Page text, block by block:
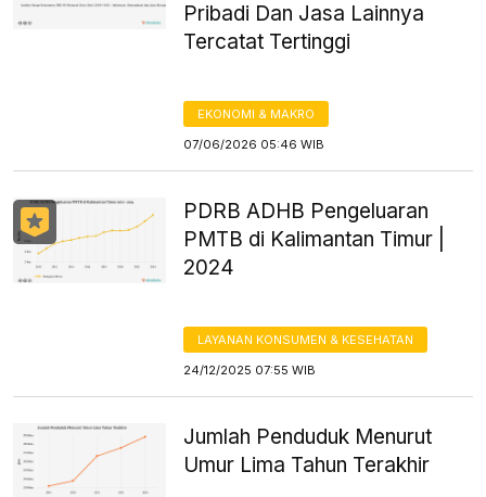
Pribadi Dan Jasa Lainnya
Tercatat Tertinggi
EKONOMI & MAKRO
07/06/2026 05:46 WIB
PDRB ADHB Pengeluaran
PMTB di Kalimantan Timur |
2024
LAYANAN KONSUMEN & KESEHATAN
24/12/2025 07:55 WIB
Jumlah Penduduk Menurut
Umur Lima Tahun Terakhir